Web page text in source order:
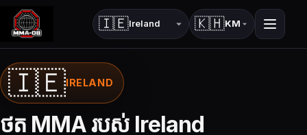
🇮🇪ប្រទេស 🇰🇭KM
ភាសា
🇮🇪IRELAND
ថត MMA របស់ Ireland